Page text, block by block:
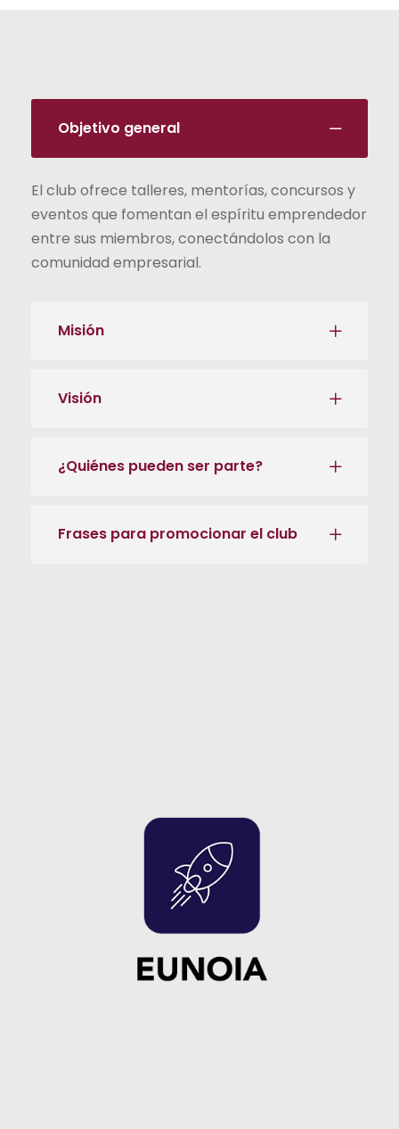
Objetivo general
El club ofrece talleres, mentorías, concursos y
eventos que fomentan el espíritu emprendedor
entre sus miembros, conectándolos con la
comunidad empresarial.
Misión
Visión
¿Quiénes pueden ser parte?
Frases para promocionar el club